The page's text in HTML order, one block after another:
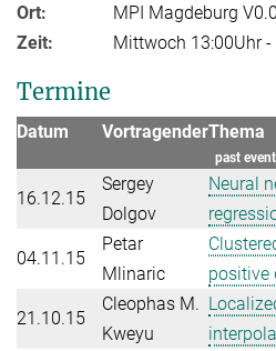
Ort:
MPI Magdeburg
Zeit:
Mittwoch 13:00Uhr -
Termine
Datum VortragenderThema
past
16.12.15
Sergey
Dolgov
Neural
04.11.15
Petar
Mlinaric
positive
21.10.15
Cleophas M.
Kweyu